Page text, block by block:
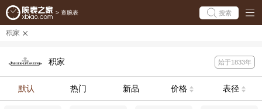
> 查腕表 搜索
积家
积家 始于1833年
默认 热门 新品 价格 表径